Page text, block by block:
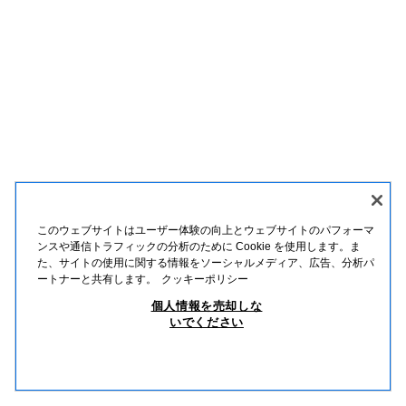
このウェブサイトはユーザー体験の向上とウェブサイトのパフォーマ
ンスや通信トラフィックの分析のために Cookie を使用します。ま
た、サイトの使用に関する情報をソーシャルメディア、広告、分析パ
ートナーと共有します。
クッキーポリシー
個人情報を売却しな
いでください